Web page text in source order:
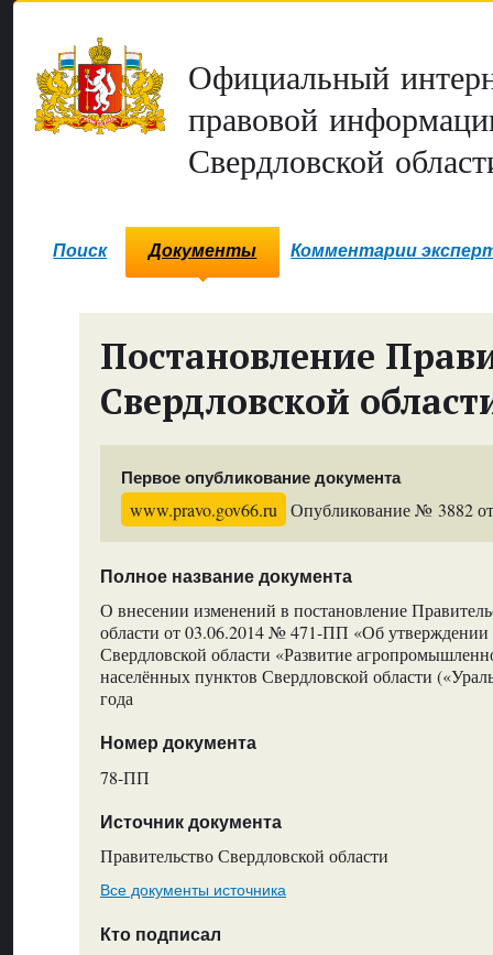
Официальный
правовой
Свердловской
Поиск Документы Комментарии
Постановление
Свердловской
Первое опубликование документа
www.pravo.gov66.ru Опубликование № 3882
Полное название документа
О внесении изменений в постановление
области от 03.06.2014 № 471-ПП «Об
Свердловской области «Развитие
населённых пунктов Свердловской области
года
Номер документа
78-ПП
Источник документа
Правительство Свердловской области
Все документы источника
Кто подписал